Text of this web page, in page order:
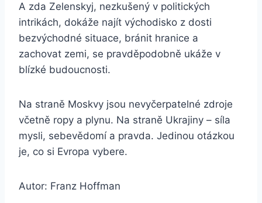
A zda Zelenskyj, nezkušený v politických
intrikách, dokáže najít východisko z dosti
bezvýchodné situace, bránit hranice a
zachovat zemi, se pravděpodobně ukáže v
blízké budoucnosti.
Na straně Moskvy jsou nevyčerpatelné zdroje
včetně ropy a plynu. Na straně Ukrajiny – síla
mysli, sebevědomí a pravda. Jedinou otázkou
je, co si Evropa vybere.
Autor: Franz Hoffman